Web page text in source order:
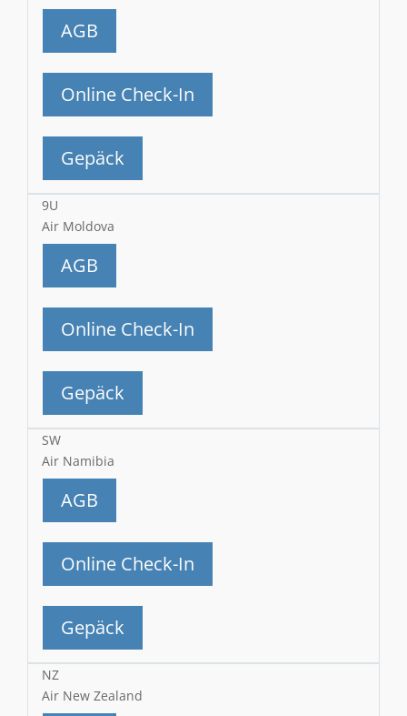
AGB
Online Check-In
Gepäck
9U
Air Moldova
AGB
Online Check-In
Gepäck
SW
Air Namibia
AGB
Online Check-In
Gepäck
NZ
Air New Zealand